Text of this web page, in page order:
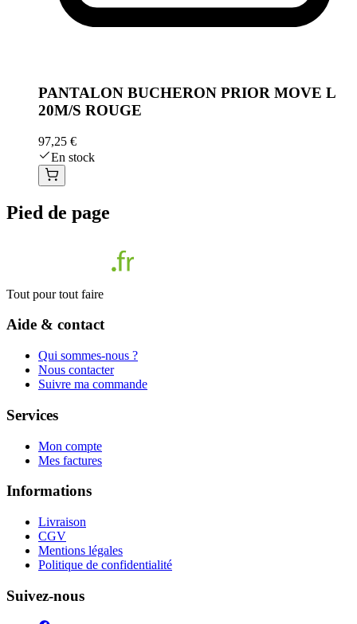
PANTALON BUCHERON PRIOR MOVE L
20M/S ROUGE
97,25 €
En stock
Pied de page
Tout pour tout faire
Aide & contact
Qui sommes-nous ?
Nous contacter
Suivre ma commande
Services
Mon compte
Mes factures
Informations
Livraison
CGV
Mentions légales
Politique de confidentialité
Suivez-nous